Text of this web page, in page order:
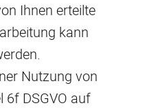
Ihnen erteilte
kann
Nutzung von
6f DSGVO auf